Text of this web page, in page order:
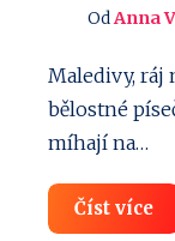
OdAnna
Maledivy, ráj
bělostné
míhají na…
Číst více8